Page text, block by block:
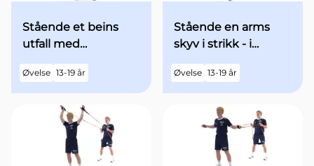
Stående et beins
utfall med
utgangsstilling
Øvelse 13-19 år
Stående en arms
skyv i strikk - i
begge armene over
hodet - med økt fart
Øvelse 13-19 år